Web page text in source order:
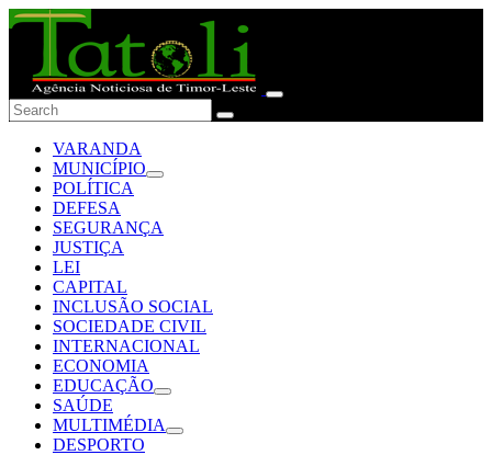
VARANDA
MUNICÍPIO
POLÍTICA
DEFESA
SEGURANÇA
JUSTIÇA
LEI
CAPITAL
INCLUSÃO SOCIAL
SOCIEDADE CIVIL
INTERNACIONAL
ECONOMIA
EDUCAÇÃO
SAÚDE
MULTIMÉDIA
DESPORTO